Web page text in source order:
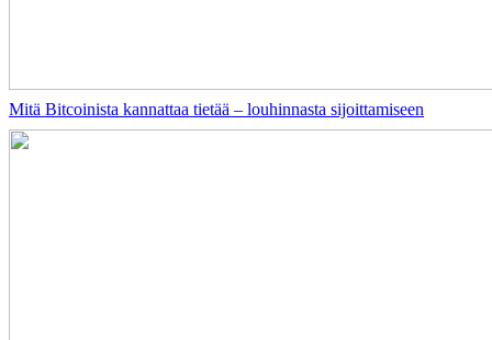
Mitä Bitcoinista kannattaa tietää – louhinnasta sijoittamiseen